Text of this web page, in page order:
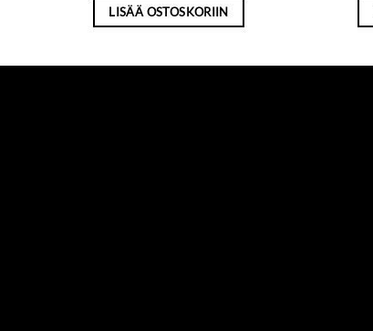
LISÄÄ OSTOSKORIIN